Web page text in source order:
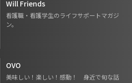
Will Friends
看護職・看護学生のライフサポートマガジ
ン。
OVO
美味しい！楽しい！感動！ 身近で旬な話